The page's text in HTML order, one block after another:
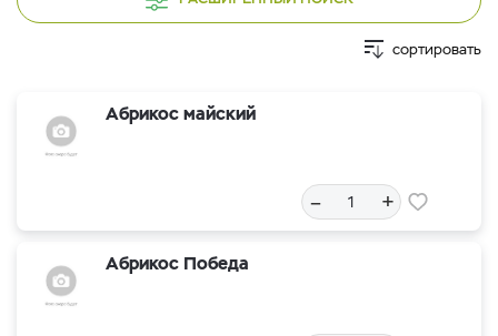
сортировать
Абрикос майский
– +
Абрикос Победа